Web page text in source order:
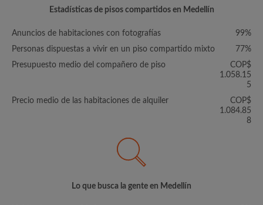
Estadísticas de pisos compartidos en Medellín
Anuncios de habitaciones con fotografías
99%
Personas dispuestas a vivir en un piso compartido mixto
77%
Presupuesto medio del compañero de piso
COP$
1.058.15
5
Precio medio de las habitaciones de alquiler
COP$
1.084.85
8
Lo que busca la gente en Medellín